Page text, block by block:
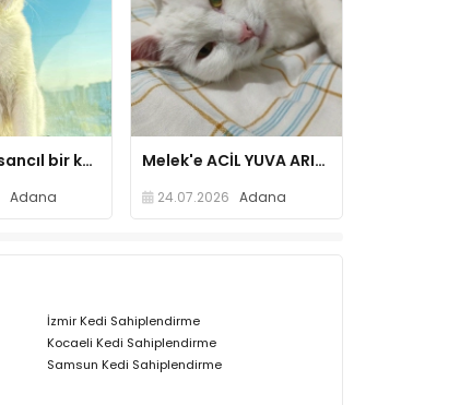
Leo aşırı insancıl bir kedi çok uysal ve bide uykucu
Adana
Melek'e ACİL YUVA ARIYORUM.
24.07.2026 Adana
İzmir Kedi Sahiplendirme
Kocaeli Kedi Sahiplendirme
Samsun Kedi Sahiplendirme